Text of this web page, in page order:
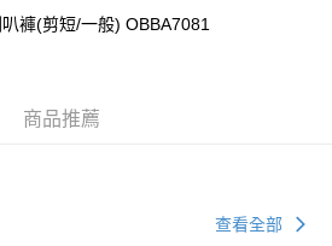
褲(剪短/一般) OBBA7081
商品推薦
查看全部